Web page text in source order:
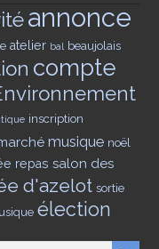
annonce
atelier bal beaujolais
compte
inscription
musique noël
repas salon des
d'azelot sortie
élection